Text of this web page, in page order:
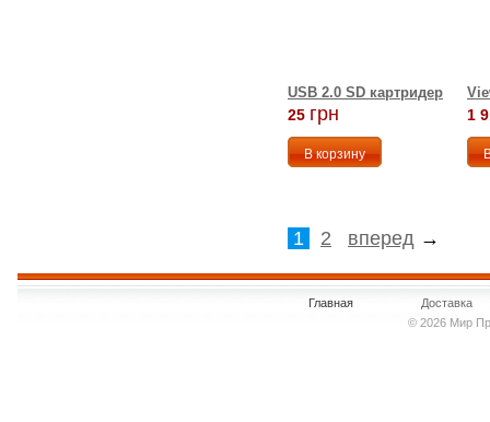
USB 2.0 SD картридер
25 грн 1
1 2 вперед →
Главная
Доставка
© 2026 Мир